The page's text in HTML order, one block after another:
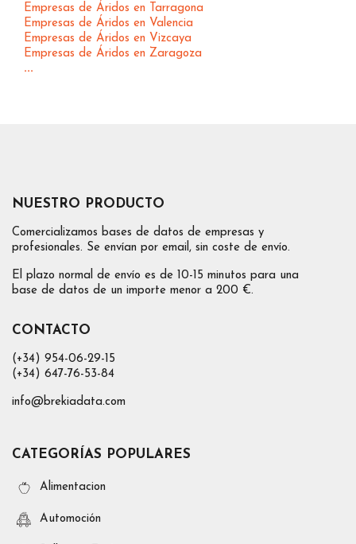
Empresas de Áridos en Tarragona
Empresas de Áridos en Valencia
Empresas de Áridos en Vizcaya
Empresas de Áridos en Zaragoza
...
NUESTRO PRODUCTO
Comercializamos bases de datos de empresas y
profesionales. Se envían por email, sin coste de envío.
El plazo normal de envío es de 10-15 minutos para una
base de datos de un importe menor a 200 €.
CONTACTO
(+34) 954-06-29-15
(+34) 647-76-53-84
info@brekiadata.com
CATEGORÍAS POPULARES
Alimentacion
Automoción